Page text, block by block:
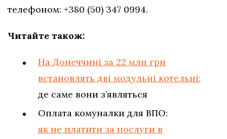
телефоном: +380 (50) 347 0994.
Читайте також:
На Донеччині за 22 млн грн
встановлять дві модульні котельні:
де саме вони з’являться
Оплата комуналки для ВПО:
як не платити за послуги в